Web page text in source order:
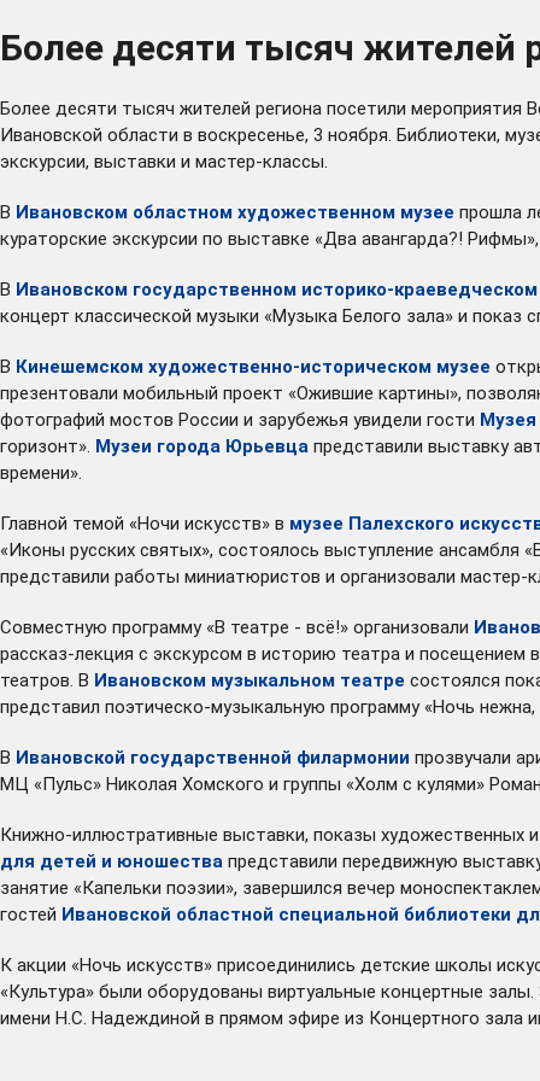
Более десяти тысяч жителей
Более десяти тысяч жителей региона посетили мероприятия
Ивановской области в воскресенье, 3 ноября. Библиотеки,
экскурсии, выставки и мастер-классы.
В Ивановском областном художественном музее прошла
кураторские экскурсии по выставке «Два авангарда?!
В Ивановском государственном историко-
концерт классической музыки «Музыка Белого зала» и показ
В Кинешемском художественно-историческом музее
презентовали мобильный проект «Ожившие картины»,
фотографий мостов России и зарубежья увидели гости
горизонт». Музеи города Юрьевца представили выставку
времени».
Главной темой «Ночи искусств» в музее Палехского
«Иконы русских святых», состоялось выступление ансамбля
представили работы миниатюристов и организовали
Совместную программу «В театре - всё!» организовали
рассказ-лекция с экскурсом в историю театра и посещением
театров. В Ивановском музыкальном театре состоялся
представил поэтическо-музыкальную программу «Ночь
В Ивановской государственной филармонии прозвучали
МЦ «Пульс» Николая Хомского и группы «Холм с кулями»
Книжно-иллюстративные выставки, показы художественных
для детей и юношества представили передвижную
занятие «Капельки поэзии», завершился вечер
гостей Ивановской областной специальной библиотеки
К акции «Ночь искусств» присоединились детские школы
«Культура» были оборудованы виртуальные концертные
имени Н.С. Надеждиной в прямом эфире из Концертного зала